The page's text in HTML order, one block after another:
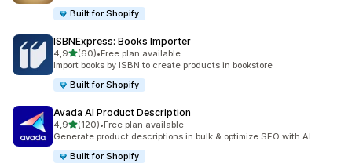
Built for Shopify
ISBNExpress: Books Importer
4,9na 5 gwiazdek
(60)
Łączna liczba recenzji: 60
•Free plan available
Import books by ISBN to create products in bookstore
Built for Shopify
Avada AI Product Description
4,9na 5 gwiazdek
(120)
Łączna liczba recenzji: 120
•Free plan available
Generate product descriptions in bulk & optimize SEO with AI
Built for Shopify